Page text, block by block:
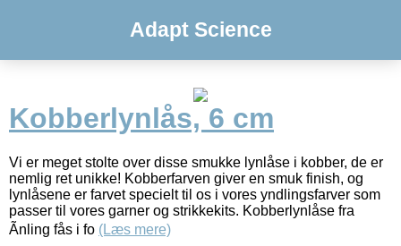
Adapt Science
Kobberlynlås, 6 cm
Vi er meget stolte over disse smukke lynlåse i kobber, de er
nemlig ret unikke! Kobberfarven giver en smuk finish, og
lynlåsene er farvet specielt til os i vores yndlingsfarver som
passer til vores garner og strikkekits. Kobberlynlåse fra
Ãnling fås i fo (Læs mere)